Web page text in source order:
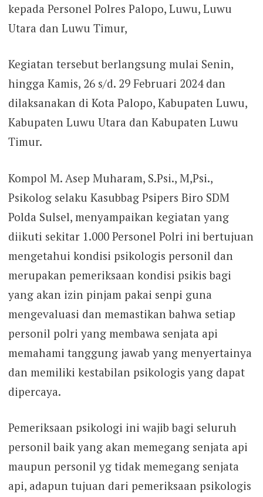
kepada Personel Polres Palopo, Luwu, Luwu
Utara dan Luwu Timur,
Kegiatan tersebut berlangsung mulai Senin,
hingga Kamis, 26 s/d. 29 Februari 2024 dan
dilaksanakan di Kota Palopo, Kabupaten Luwu,
Kabupaten Luwu Utara dan Kabupaten Luwu
Timur.
Kompol M. Asep Muharam, S.Psi., M,Psi.,
Psikolog selaku Kasubbag Psipers Biro SDM
Polda Sulsel, menyampaikan kegiatan yang
diikuti sekitar 1.000 Personel Polri ini bertujuan
mengetahui kondisi psikologis personil dan
merupakan pemeriksaan kondisi psikis bagi
yang akan izin pinjam pakai senpi guna
mengevaluasi dan memastikan bahwa setiap
personil polri yang membawa senjata api
memahami tanggung jawab yang menyertainya
dan memiliki kestabilan psikologis yang dapat
dipercaya.
Pemeriksaan psikologi ini wajib bagi seluruh
personil baik yang akan memegang senjata api
maupun personil yg tidak memegang senjata
api, adapun tujuan dari pemeriksaan psikologis